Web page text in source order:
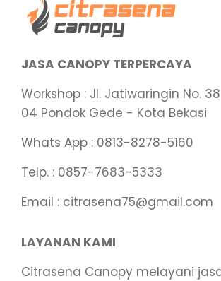
JASA CANOPY TERPERCAYA
Workshop : Jl. Jatiwaringin No. 38
04 Pondok Gede - Kota Bekasi
Whats App : 0813-8278-5160
Telp. : 0857-7683-5333
Email : citrasena75@gmail.com
LAYANAN KAMI
Citrasena Canopy melayani